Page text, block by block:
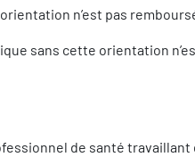
n’est pas
sans cette orientation
de santé